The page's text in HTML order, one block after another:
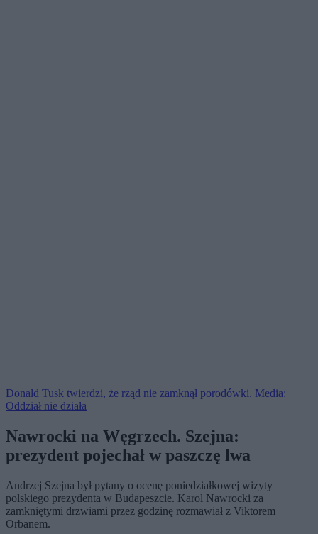
Donald Tusk twierdzi, że rząd nie zamknął porodówki. Media:
Oddział nie działa
Nawrocki na Węgrzech. Szejna:
prezydent pojechał w paszczę lwa
Andrzej Szejna był pytany o ocenę poniedziałkowej wizyty
polskiego prezydenta w Budapeszcie. Karol Nawrocki za
zamkniętymi drzwiami przez godzinę rozmawiał z Viktorem
Orbanem.